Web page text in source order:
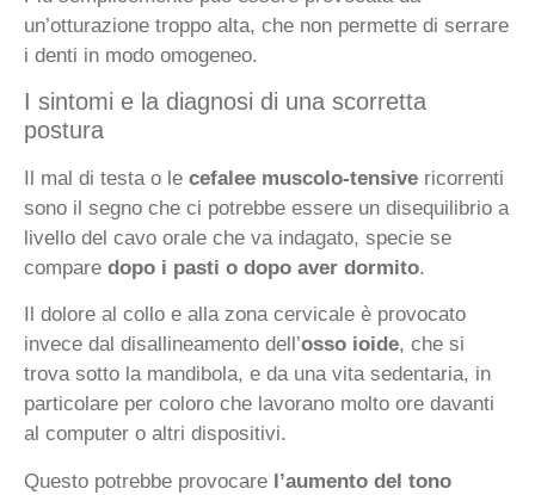
un’otturazione troppo alta, che non permette di serrare
i denti in modo omogeneo.
I sintomi e la diagnosi di una scorretta
postura
Il mal di testa o le cefalee muscolo-tensive ricorrenti
sono il segno che ci potrebbe essere un disequilibrio a
livello del cavo orale che va indagato, specie se
compare dopo i pasti o dopo aver dormito.
Il dolore al collo e alla zona cervicale è provocato
invece dal disallineamento dell’osso ioide, che si
trova sotto la mandibola, e da una vita sedentaria, in
particolare per coloro che lavorano molto ore davanti
al computer o altri dispositivi.
Questo potrebbe provocare l’aumento del tono